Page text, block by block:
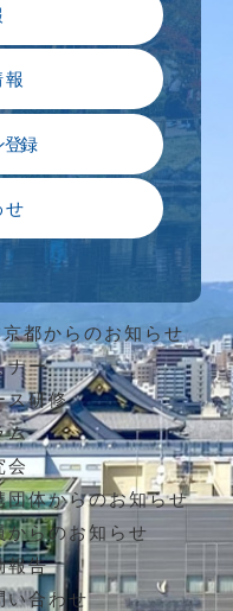
登録
せ
都からのお知らせ
ナー
ス研修
ム
会
団体からのお知らせ
からのお知らせ
報告
い合わせ